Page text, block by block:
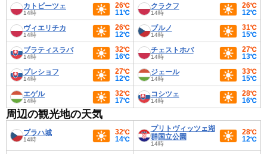
カトビーツェ
14時
26℃
11℃
クラクフ
14時
26℃
12℃
ヴィエリチカ
14時
26℃
12℃
ブルノ
14時
31℃
15℃
ブラティスラバ
14時
32℃
16℃
チェストホバ
14時
27℃
13℃
プレショフ
14時
27℃
12℃
ジェール
14時
33℃
15℃
エゲル
14時
32℃
17℃
コシツェ
14時
28℃
16℃
周辺の観光地の天気
プラハ城
14時
32℃
14℃
プリトヴィッツェ湖
群国立公園
14時
28℃
12℃